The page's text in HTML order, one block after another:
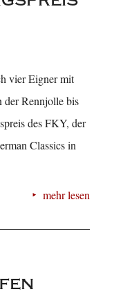
vier Eigner mit
der Rennjolle bis
des FKY, der
Classics in
mehr lesen